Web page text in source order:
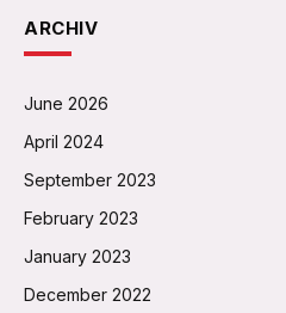
ARCHIV
June 2026
April 2024
September 2023
February 2023
January 2023
December 2022